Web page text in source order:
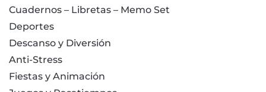
Cuadernos – Libretas – Memo Set
Deportes
Descanso y Diversión
Anti-Stress
Fiestas y Animación